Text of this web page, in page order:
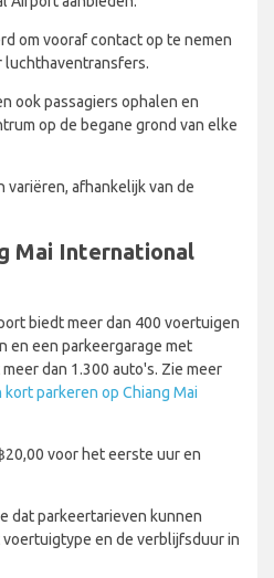
om vooraf contact op te nemen
luchthaventransfers.
ook passagiers ophalen en
op de begane grond van elke
afhankelijk van de
Mai International
biedt meer dan 400 voertuigen
en een parkeergarage met
dan 1.300 auto's. Zie meer
kort parkeren op Chiang Mai
voor het eerste uur en
dat parkeertarieven kunnen
en de verblijfsduur in